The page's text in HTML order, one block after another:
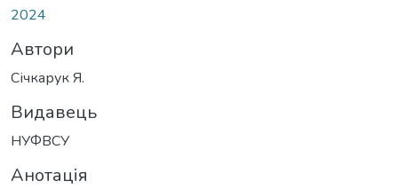
2024
Автори
Січкарук Я.
Видавець
НУФВСУ
Анотація